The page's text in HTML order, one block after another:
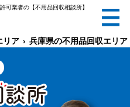
可業者の【不用品回収相談所】
（受付 8:30-17:30）
リア 兵庫県の不用品回収エリア